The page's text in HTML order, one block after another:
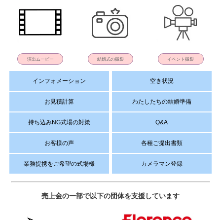
演出ムービー 結婚式の撮影 イベント撮影
インフォメーション 空き状況
お見積計算 わたしたちの結婚準備
持ち込みNG式場の対策 Q&A
お客様の声 各種ご提出書類
業務提携をご希望の式場様 カメラマン登録
売上金の一部で以下の団体を支援しています